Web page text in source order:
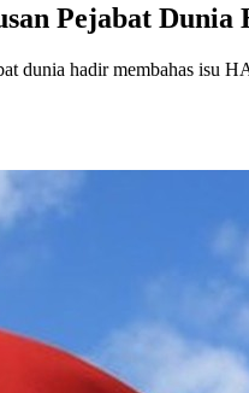
Pejabat Dunia
dunia hadir membahas isu